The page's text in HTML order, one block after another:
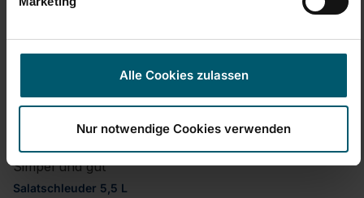
Alle Cookies zulassen
Nur notwendige Cookies verwenden
ReviewRita
Simpel und gut
Salatschleuder 5,5 L